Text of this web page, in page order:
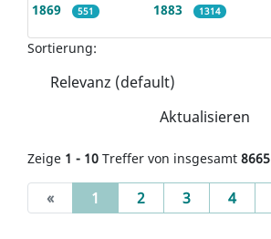
1869 551 1883 1314
Sortierung:
Aktualisieren
Zeige 1 - 10 Treffer von insgesamt 8665
« 1 (current)
2 3 4